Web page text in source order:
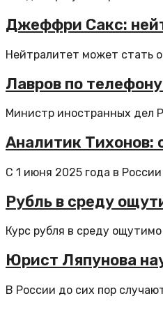
Джеффри Сакс:
Нейтралитет может стать
Лавров по
Министр иностранных дел
Аналитик Тихонов:
С 1 июня 2025 года в
Рубль в среду
Курс рубля в среду
Юрист Ляпунова
В России до сих пор